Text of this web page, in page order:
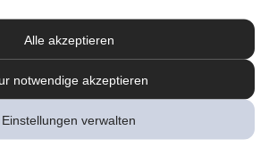
Alle akzeptieren
notwendige akzeptieren
Einstellungen verwalten
hier an und sichern Sie
Gutschein* für unsere